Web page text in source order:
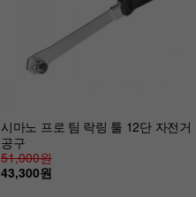
시마노 프로 팀 락링 툴 12단 자전거
공구
51,000원
43,300원